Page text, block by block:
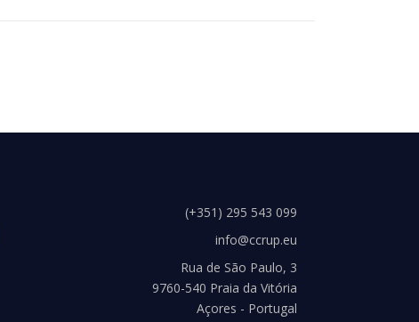
(+351) 295 543 099
info@ccrup.eu
Rua de São Paulo, 3
9760-540 Praia da Vitória
Açores - Portugal